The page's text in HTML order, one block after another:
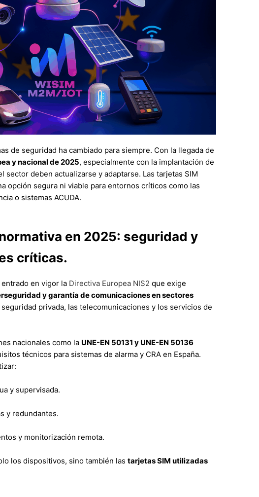
de seguridad ha cambiado para siempre. Con la llegada de
y nacional de 2025, especialmente con la implantación de
sector deben actualizarse y adaptarse. Las tarjetas SIM
opción segura ni viable para entornos críticos como las
o sistemas ACUDA.
en 2025: seguridad y
críticas.
entrado en vigor la Directiva Europea NIS2 que exige
y garantía de comunicaciones en sectores
privada, las telecomunicaciones y los servicios de
nacionales como la UNE-EN 50131 y UNE-EN 50136
técnicos para sistemas de alarma y CRA en España.
y supervisada.
y redundantes.
y monitorización remota.
los dispositivos, sino también lastarjetas SIM utilizadas